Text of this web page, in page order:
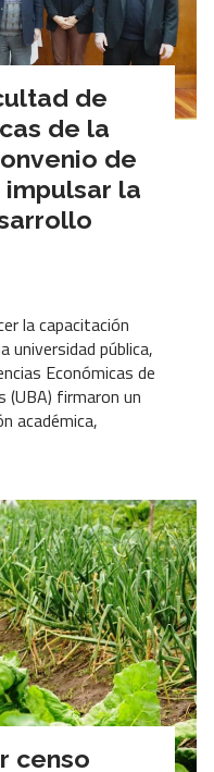
de
de la
de
la
la capacitación
universidad pública,
Económicas de
(UBA) firmaron un
académica,
censo